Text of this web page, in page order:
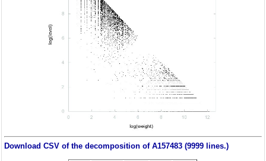
Download CSV of the decomposition of A157483 (9999 lines.)